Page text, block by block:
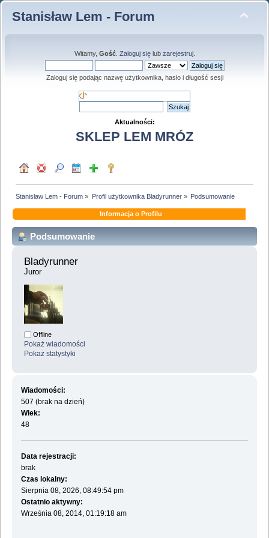
Stanisław Lem - Forum
Witamy, Gość. Zaloguj sięlub zarejestruj.
Zaloguj się podając nazwę użytkownika, hasło i długość sesji
Aktualności:
SKLEP LEM MRÓZ
Stanisław Lem - Forum » Profil użytkownika Bladyrunner» Podsumowanie
Informacja o Profilu
Podsumowanie
Bladyrunner
Juror
Offline
Pokaż wiadomości
Pokaż statystyki
Wiadomości:
507 (brak na dzień)
Wiek:
48
Data rejestracji:
brak
Czas lokalny:
Sierpnia 08, 2026, 08:49:54 pm
Ostatnio aktywny:
Września 08, 2014, 01:19:18 am